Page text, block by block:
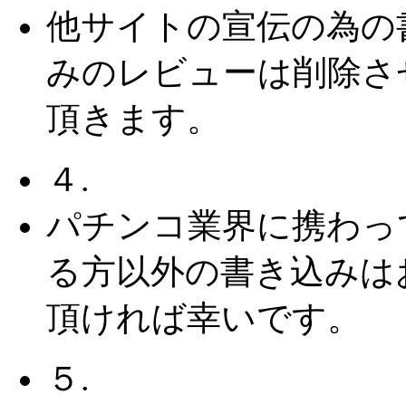
他サイトの宣伝の為の
みのレビューは削除さ
頂きます。
４.
パチンコ業界に携わっ
る方以外の書き込みは
頂ければ幸いです。
５.